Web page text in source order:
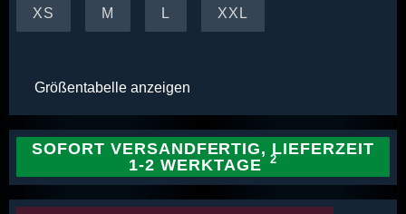
XS M L XXL
Größentabelle anzeigen
SOFORT VERSANDFERTIG, LIEFERZEIT
1-2 WERKTAGE